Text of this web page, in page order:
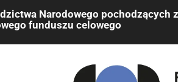
Narodowego pochodzących
funduszu celowego